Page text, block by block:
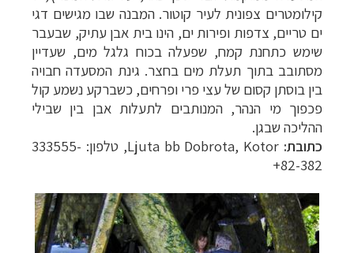
קילומטרים צפונית לעיר קוטור. המבנה שבו מגישים דגי
ים טריים, צדפות ופירות ים, הינו בית אבן עתיק, שבעבר
שימש כתחנת קמח, שפעלה בכוח גלגל מים, שעדיין
מסתובב בתוך תעלת מים בחצר. גינת המסעדה חבויה
בין בוסתן קסום של עצי פרי ופרחים, כשברקע נשמע קול
פכפוך מי הנהר, המנותבים לתעלות אבן בין שבילי
ההליכה שבגן.
כתובת: Ljuta bb Dobrota, Kotor
, טלפון: 333555-
82-382+